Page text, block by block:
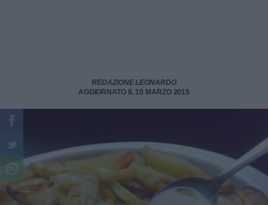
REDAZIONE LEONARDO
AGGIORNATO IL 10 MARZO 2015